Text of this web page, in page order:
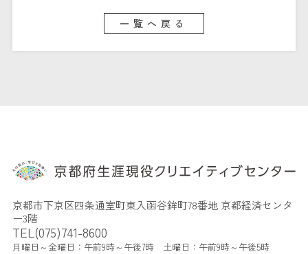
一覧へ戻る
京都市下京区四条通室町東入函谷鉾町78番地 京都経済センタ
ー3階
TEL(075)741-8600
月曜日～金曜日：午前9時～午後7時 土曜日：午前9時～午後5時